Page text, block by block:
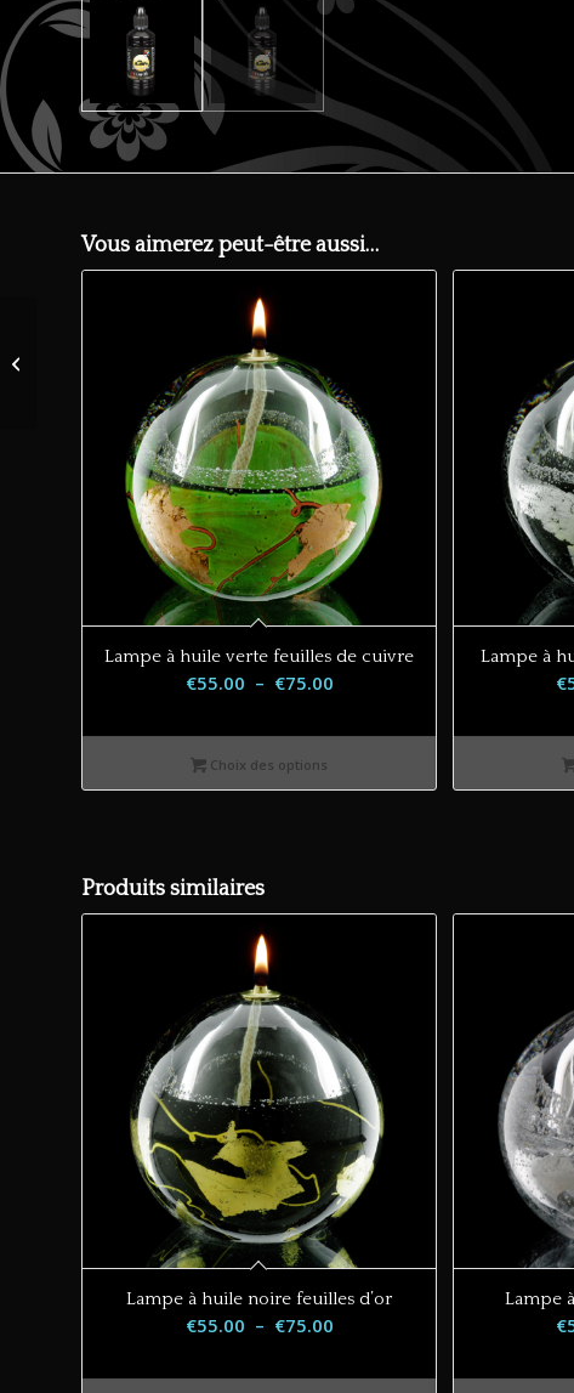
Vous aimerez peut-être aussi…
Lampe à huile verte feuilles de cuivre
€55.00 – €75.00Plage
prix :
à
Choix des options
Lampe à
€
Produits similaires
Lampe à huile noire feuilles d’or
€55.00 – €75.00Plage
prix :
Lampe
€